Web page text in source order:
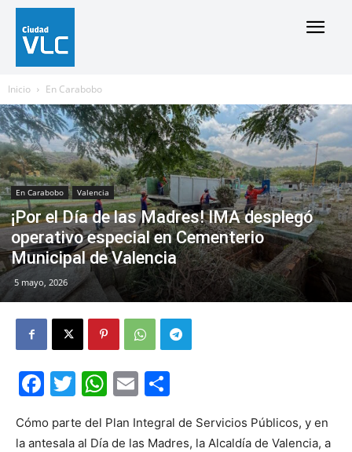
Inicio En Carabobo
En Carabobo Valencia
¡Por el Día de las Madres! IMA desplegó
operativo especial en Cementerio
Municipal de Valencia
5 mayo, 2026
Facebook
Twitter
WhatsApp
Email
Cómo parte del Plan Integral de Servicios Públicos, y en
la antesala al Día de las Madres, la Alcaldía de Valencia, a